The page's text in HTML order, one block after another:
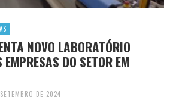
NOVO LABORATÓRIO
DO SETOR EM
DE 2024